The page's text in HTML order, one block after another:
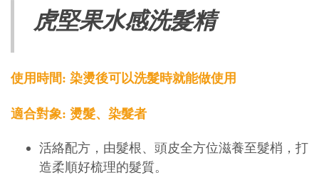
虎堅果水感洗髮精
使用時間: 染燙後可以洗髮時就能做使用
適合對象: 燙髮、染髮者
活絡配方，由髮根、頭皮全方位滋養至髮梢，打
造柔順好梳理的髮質。